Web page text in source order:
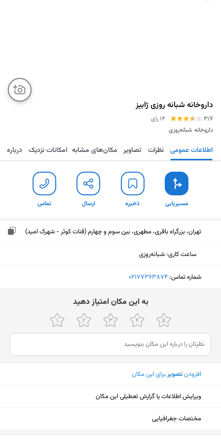
داروخانه شبانه روزی ژابیز
3/6
14 رای
داروخانه شبانه‌روزی
مسیریابی ذخیره ارسال تماس اطلاعات عمومی نظرات تصاویر مکان‌های مشابه امکانات نزدیک درباره
مسیریابی ذخیره ارسال تماس
تهران، بزرگراه باقری، مطهری، بین سوم و چهارم (قنات کوثر - شهرک امید)
ساعت کاری: شبانه‌روزی
شماره تماس: ‎02177363874
ﺑﻪ اﯾﻦ ﻣﮑﺎن اﻣﺘﯿﺎز دﻫﯿﺪ
افزودنتصویربرای این مکان
ویرایش اطلاعات یا گزارش تعطیلی این مکان
مختصات جغرافیایی